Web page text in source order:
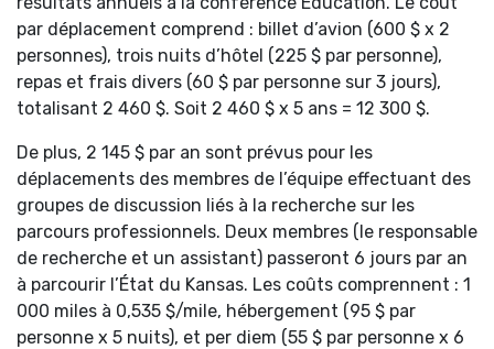
par déplacement comprend : billet d’avion (600 $ x 2
personnes), trois nuits d’hôtel (225 $ par personne),
repas et frais divers (60 $ par personne sur 3 jours),
totalisant 2 460 $. Soit 2 460 $ x 5 ans = 12 300 $.
De plus, 2 145 $ par an sont prévus pour les
déplacements des membres de l’équipe effectuant des
groupes de discussion liés à la recherche sur les
parcours professionnels. Deux membres (le responsable
de recherche et un assistant) passeront 6 jours par an
à parcourir l’État du Kansas. Les coûts comprennent : 1
000 miles à 0,535 $/mile, hébergement (95 $ par
personne x 5 nuits), et per diem (55 $ par personne x 6